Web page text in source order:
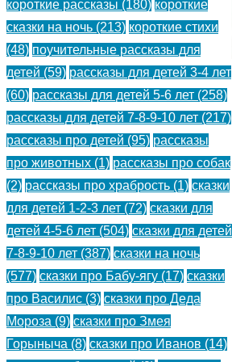
Разговор
деревьев
—
Пришвин
М.М.
Рассказ
про
ароматы
короткие рассказы (180) короткие
сказки на ночь (213) короткие стихи
(48) поучительные рассказы для
детей (59) рассказы для детей 3-4 лет
(60) рассказы для детей 5-6 лет (258)
рассказы для детей 7-8-9-10 лет (217)
рассказы про детей (95) рассказы
про животных (1) рассказы про собак
(2) рассказы про храбрость (1) сказки
для детей 1-2-3 лет (72) сказки для
детей 4-5-6 лет (504) сказки для детей
7-8-9-10 лет (387) сказки на ночь
(577) сказки про Бабу-ягу (17) сказки
про Василис (3) сказки про Деда
Мороза (9) сказки про Змея
Горыныча (8) сказки про Иванов (14)